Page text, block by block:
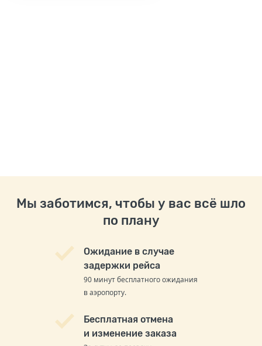
Мы заботимся, чтобы у вас всё шло
по плану
Ожидание в случае
задержки рейса
90 минут бесплатного ожидания
в аэропорту.
Бесплатная отмена
и изменение заказа